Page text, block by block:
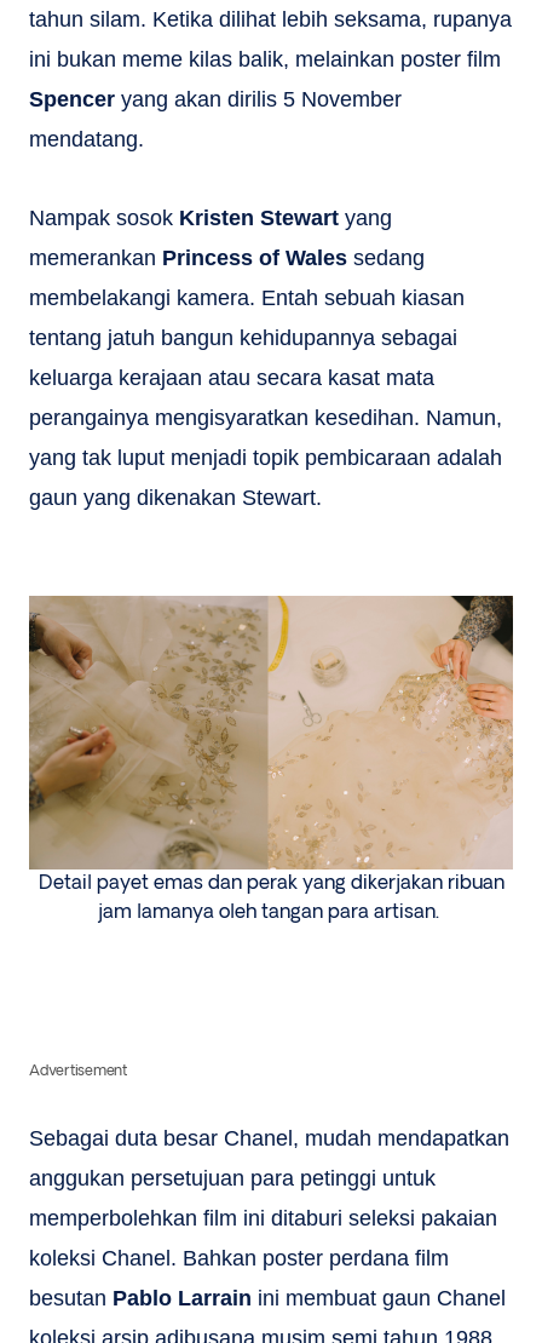
tahun silam. Ketika dilihat lebih seksama, rupanya
ini bukan meme kilas balik, melainkan poster film
Spencer yang akan dirilis 5 November
mendatang.
Nampak sosok Kristen Stewart yang
memerankan Princess of Wales sedang
membelakangi kamera. Entah sebuah kiasan
tentang jatuh bangun kehidupannya sebagai
keluarga kerajaan atau secara kasat mata
perangainya mengisyaratkan kesedihan. Namun,
yang tak luput menjadi topik pembicaraan adalah
gaun yang dikenakan Stewart.
Detail payet emas dan perak yang dikerjakan ribuan
jam lamanya oleh tangan para artisan.
Advertisement
Sebagai duta besar Chanel, mudah mendapatkan
anggukan persetujuan para petinggi untuk
memperbolehkan film ini ditaburi seleksi pakaian
koleksi Chanel. Bahkan poster perdana film
besutan Pablo Larrain ini membuat gaun Chanel
koleksi arsip adibusana musim semi tahun 1988